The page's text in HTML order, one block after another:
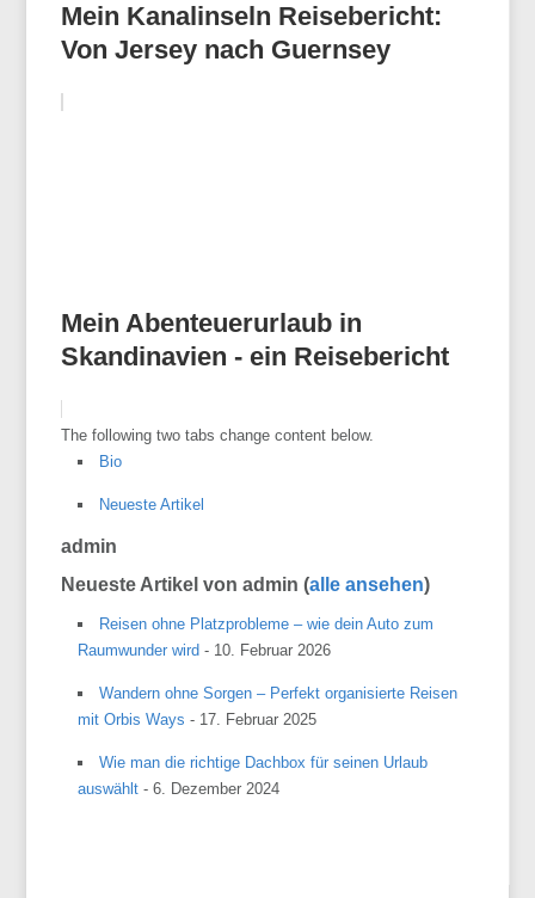
Mein Kanalinseln Reisebericht:
Von Jersey nach Guernsey
Mein Abenteuerurlaub in
Skandinavien - ein Reisebericht
The following two tabs change content below.
Bio
Neueste Artikel
admin
Neueste Artikel von admin(alle ansehen)
Reisen ohne Platzprobleme – wie dein Auto zum
Raumwunder wird - 10. Februar 2026
Wandern ohne Sorgen – Perfekt organisierte Reisen
mit Orbis Ways - 17. Februar 2025
Wie man die richtige Dachbox für seinen Urlaub
auswählt - 6. Dezember 2024